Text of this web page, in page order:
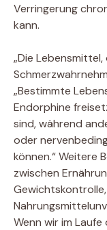
Verringerung
kann.
„Die
„Bestimmte
Endorphine
sind, während
oder
können.“ Weitere
zwischen
Wenn wir im